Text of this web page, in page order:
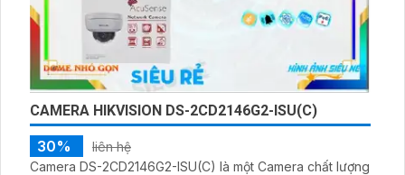
CAMERA HIKVISION DS-2CD2146G2-ISU(C)
30%
liên hệ
Camera DS-2CD2146G2-ISU(C) là một Camera chất lượng